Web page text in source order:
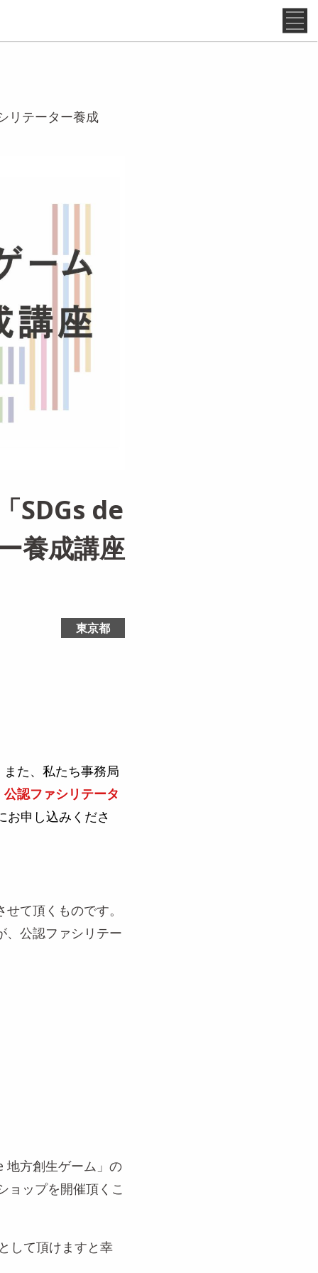
リテーター養成
SDGs de
養成講座
東京都
た、私たち事務局
認ファシリテータ
申し込みくださ
て頂くものです。
、公認ファシリテー
地方創生ゲーム」の
ョップを開催頂くこ
して頂けますと幸